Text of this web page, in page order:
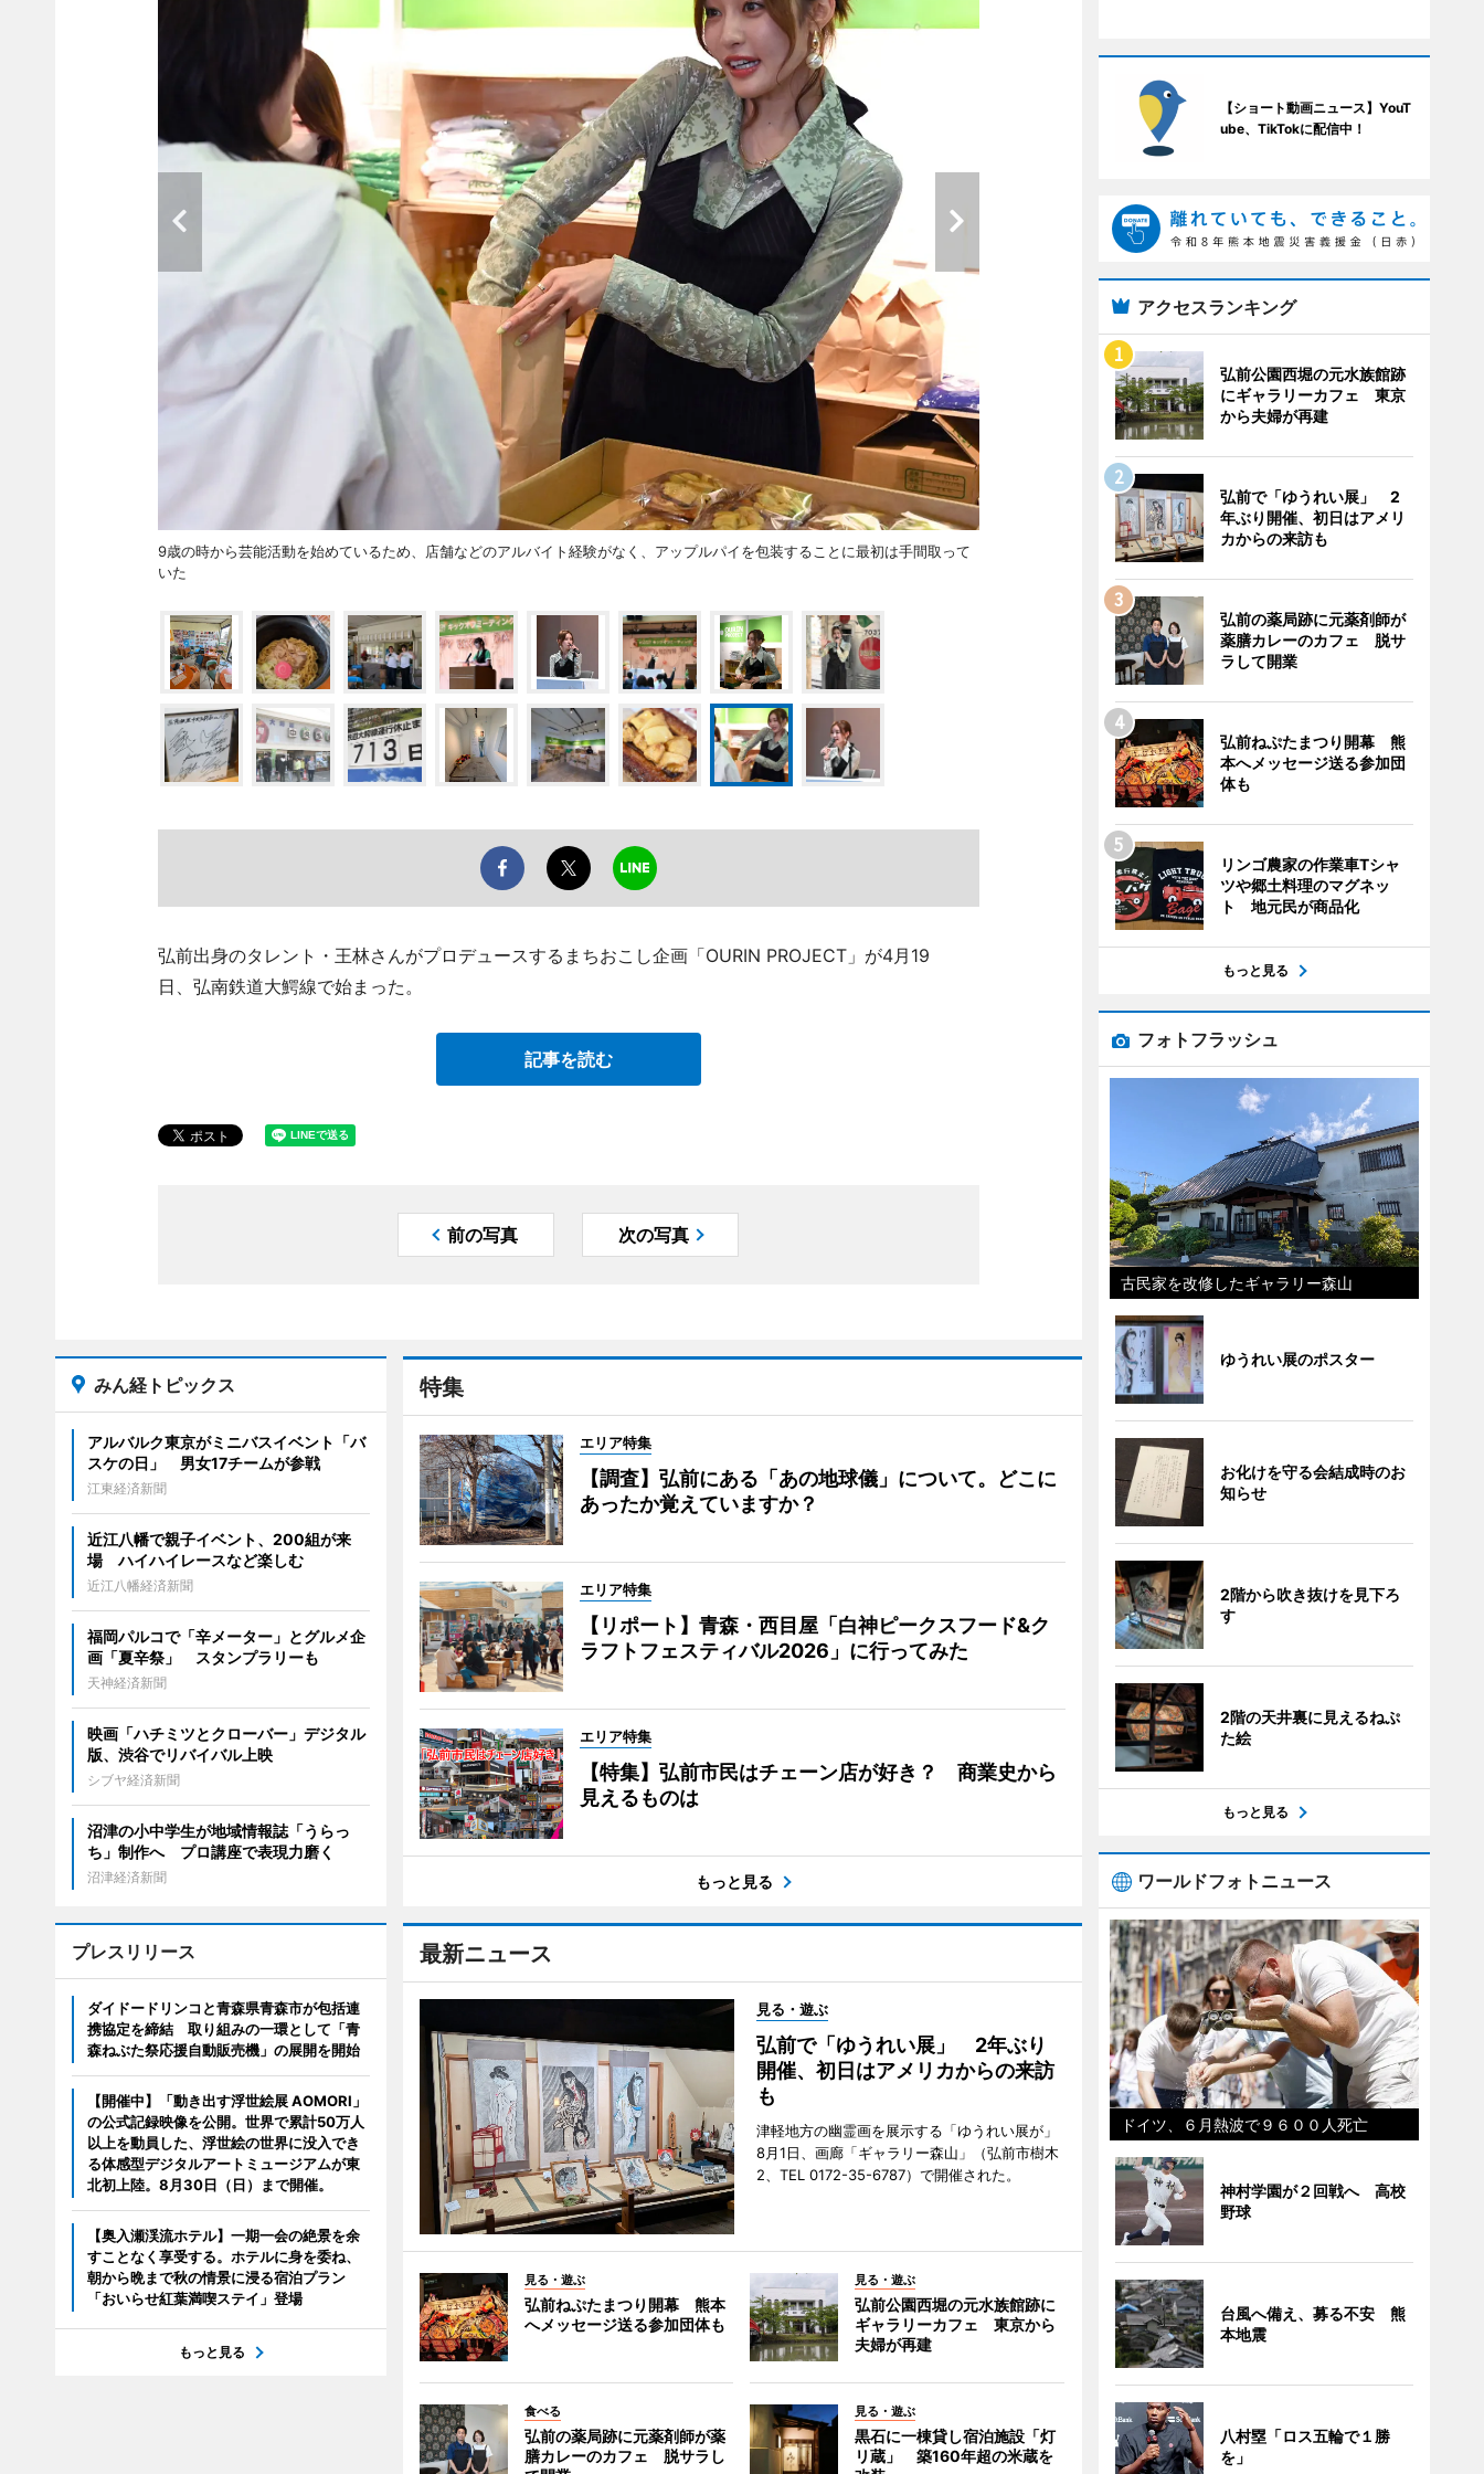
9歳の時から芸能活動を始めているため、店舗などのアルバイト経験がなく、アップルパイを包装することに最初は手間取って
いた
弘前出身のタレント・王林さんがプロデュースするまちおこし企画「OURIN PROJECT」が4月19
日、弘南鉄道大鰐線で始まった。
記事を読む
前の写真 次の写真
特集
エリア特集
【調査】弘前にある「あの地球儀」について。どこに
あったか覚えていますか？
エリア特集
【リポート】青森・西目屋「白神ピークスフード&ク
ラフトフェスティバル2026」に行ってみた
エリア特集
【特集】弘前市民はチェーン店が好き？ 商業史から
見えるものは
もっと見る
最新ニュース
見る・遊ぶ
弘前で「ゆうれい展」 2年ぶり
開催、初日はアメリカからの来訪
も
津軽地方の幽霊画を展示する「ゆうれい展が」
8月1日、画廊「ギャラリー森山」（弘前市樹木
2、TEL 0172-35-6787）で開催された。
見る・遊ぶ
弘前ねぷたまつり開幕 熊本
へメッセージ送る参加団体も
見る・遊ぶ
弘前公園西堀の元水族館跡に
ギャラリーカフェ 東京から
夫婦が再建
食べる
弘前の薬局跡に元薬剤師が薬
膳カレーのカフェ 脱サラし
見る・遊ぶ
黒石に一棟貸し宿泊施設「灯
リ蔵」 築160年超の米蔵を
みん経トピックス
アルバルク東京がミニバスイベント「バ
スケの日」 男女17チームが参戦
江東経済新聞
近江八幡で親子イベント、200組が来
場 ハイハイレースなど楽しむ
近江八幡経済新聞
福岡パルコで「辛メーター」とグルメ企
画「夏辛祭」 スタンプラリーも
天神経済新聞
映画「ハチミツとクローバー」デジタル
版、渋谷でリバイバル上映
シブヤ経済新聞
沼津の小中学生が地域情報誌「うらっ
ち」制作へ プロ講座で表現力磨く
沼津経済新聞
プレスリリース
ダイドードリンコと青森県青森市が包括連
携協定を締結 取り組みの一環として「青
森ねぶた祭応援自動販売機」の展開を開始
【開催中】「動き出す浮世絵展 AOMORI」
の公式記録映像を公開。世界で累計50万人
以上を動員した、浮世絵の世界に没入でき
る体感型デジタルアートミュージアムが東
北初上陸。8月30日（日）まで開催。
【奥入瀬渓流ホテル】一期一会の絶景を余
すことなく享受する。ホテルに身を委ね、
朝から晩まで秋の情景に浸る宿泊プラン
「おいらせ紅葉満喫ステイ」登場
もっと見る
【ショート動画ニュース】YouT
ube、TikTokに配信中！
アクセスランキング
弘前公園西堀の元水族館跡
にギャラリーカフェ 東京
から夫婦が再建
弘前で「ゆうれい展」 2
年ぶり開催、初日はアメリ
カからの来訪も
弘前の薬局跡に元薬剤師が
薬膳カレーのカフェ 脱サ
ラして開業
弘前ねぷたまつり開幕 熊
本へメッセージ送る参加団
体も
リンゴ農家の作業車Tシャ
ツや郷土料理のマグネッ
ト 地元民が商品化
もっと見る
フォトフラッシュ
古民家を改修したギャラリー森山
ゆうれい展のポスター
お化けを守る会結成時のお
知らせ
2階から吹き抜けを見下ろ
す
2階の天井裏に見えるねぷ
た絵
もっと見る
ワールドフォトニュース
ドイツ、６月熱波で９６００人死亡
神村学園が２回戦へ 高校
野球
台風へ備え、募る不安 熊
本地震
八村塁「ロス五輪で１勝
を」